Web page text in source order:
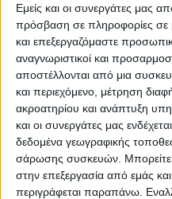
Εμείς και οι συνεργάτες μας
πρόσβαση σε πληροφορίες σε
και επεξεργαζόμαστε
αναγνωριστικοί και
αποστέλλονται από μια
και περιεχόμενο, μέτρηση
ακροατηρίου και ανάπτυξη
και οι συνεργάτες μας
δεδομένα γεωγραφικής
σάρωσης συσκευών. Μπορείτε
στην επεξεργασία από εμάς
περιγράφεται παραπάνω.
Στο θύρωμα της
αναγράφεται η
που προσδιορίζει το
της προσθήκης. Ο
χώρο αρχαίου ιερού.
εγκαταλελειμμένη
όταν κτίστηκε δίπλα
Αγίου Γεωργίου και
προαναφερθέν έργο.